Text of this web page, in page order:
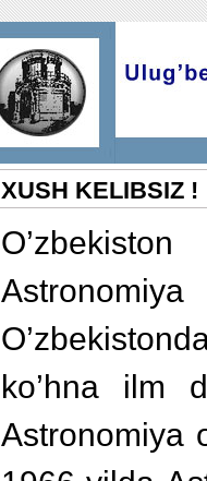
XUSH KELIBSIZ !
ko’hna ilm
Astronomiya